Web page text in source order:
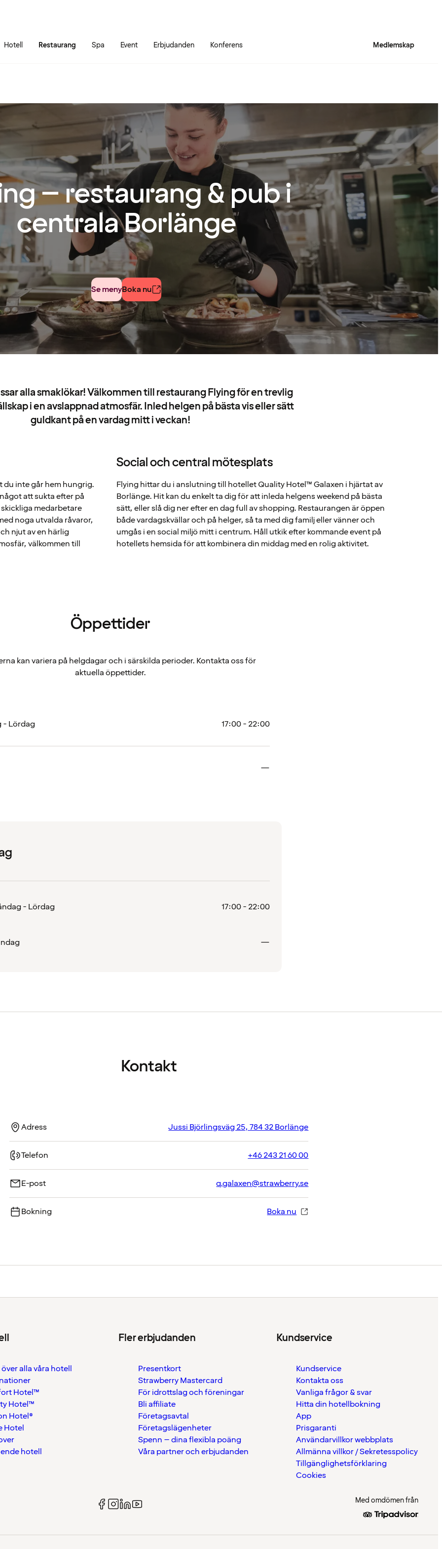
Hotell Restaurang Spa Event Erbjudanden Konferens Medlemskap
– restaurang & pub i
centrala Borlänge
Se menyBoka nu
alla smaklökar! Välkommen till restaurang Flying för en trevlig
i en avslappnad atmosfär. Inled helgen på bästa vis eller sätt
guldkant på en vardag mitt i veckan!
du inte går hem hungrig.
att sukta efter på
medarbetare
noga utvalda råvaror,
njut av en härlig
välkommen till
Social och central mötesplats
Flying hittar du i anslutning till hotellet Quality Hotel™ Galaxen i hjärtat av
Borlänge. Hit kan du enkelt ta dig för att inleda helgens weekend på bästa
sätt, eller slå dig ner efter en dag full av shopping. Restaurangen är öppen
både vardagskvällar och på helger, så ta med dig familj eller vänner och
umgås i en social miljö mitt i centrum. Håll utkik efter kommande event på
hotellets hemsida för att kombinera din middag med en rolig aktivitet.
Öppettider
kan variera på helgdagar och i särskilda perioder. Kontakta oss för
aktuella öppettider.
- Lördag 17:00 - 22:00
—
- Lördag 17:00 - 22:00
—
Kontakt
Adress Jussi Björlingsväg 25, 784 32 Borlänge
Telefon +46 243 21 60 00
E-post q.galaxen@strawberry.se
Bokning Boka nu
alla våra hotell
Hotel™
Hotel™
Hotel®
Hotel
hotell
Fler erbjudanden
Presentkort
Strawberry Mastercard
För idrottslag och föreningar
Bli affiliate
Företagsavtal
Företagslägenheter
Spenn – dina flexibla poäng
Våra partner och erbjudanden
Kundservice
Kundservice
Kontakta oss
Vanliga frågor & svar
Hitta din hotellbokning
App
Prisgaranti
Användarvillkor webbplats
Allmänna villkor / Sekretesspolicy
Tillgänglighetsförklaring
Cookies
Med omdömen från